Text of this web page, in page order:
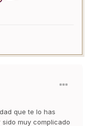
que te lo has
muy complicado